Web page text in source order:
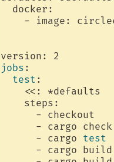
  docker:
- image:
jobs :
test :
    <<: *defaults
    steps:
      - checkout
      - cargo check
      - cargo
test
      - cargo build